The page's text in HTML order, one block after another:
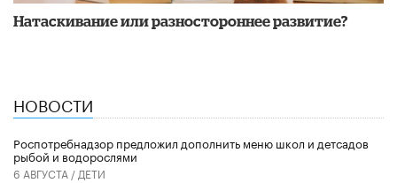
​Натаскивание или разностороннее развитие?
НОВОСТИ
Роспотребнадзор предложил дополнить меню школ и детсадов
рыбой и водорослями
6 АВГУСТА / ДЕТИ